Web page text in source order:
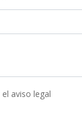
el aviso legal